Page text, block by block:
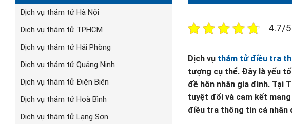
Dịch vụ thám tử Hà Nội
Dịch vụ thám tử TPHCM
Dịch vụ thám tử Hải Phòng
Dịch vụ thám tử Quảng Ninh
Dịch vụ thám tử Điện Biên
Dịch vụ thám tử Hoà Bình
Dịch vụ thám tử Lạng Sơn
4.7/
Dịch vụ thám tử điều tra
tượng cụ thể. Đây là yếu
đề hôn nhân gia đình. Tại
tuyệt đối và cam kết
điều tra thông tin cá nhân